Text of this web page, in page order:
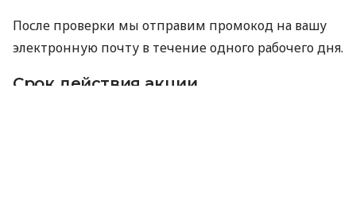
После проверки мы отправим промокод на вашу
электронную почту в течение одного рабочего дня.
Срок действия акции